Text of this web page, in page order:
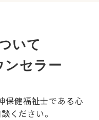
いて
ンセラー
保健福祉士である心
ください。